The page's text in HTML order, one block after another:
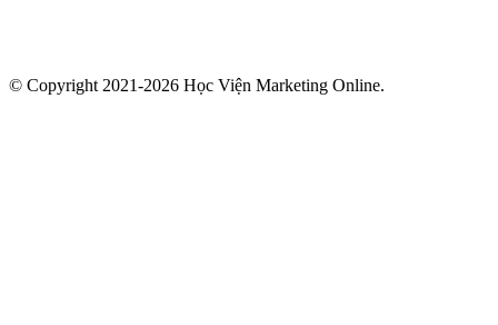
© Copyright 2021-2026 Học Viện Marketing Online.